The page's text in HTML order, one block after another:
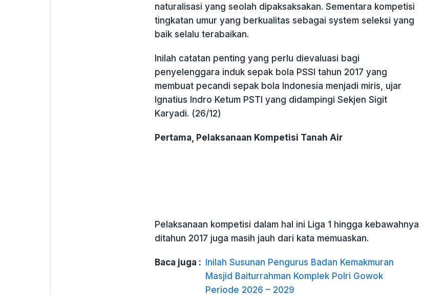
naturalisasi yang seolah dipaksaksakan. Sementara kompetisi
tingkatan umur yang berkualitas sebagai system seleksi yang
baik selalu terabaikan.
Inilah catatan penting yang perlu dievaluasi bagi
penyelenggara induk sepak bola PSSI tahun 2017 yang
membuat pecandi sepak bola Indonesia menjadi miris, ujar
Ignatius Indro Ketum PSTI yang didampingi Sekjen Sigit
Karyadi. (26/12)
Pertama, Pelaksanaan Kompetisi Tanah Air
Pelaksanaan kompetisi dalam hal ini Liga 1 hingga kebawahnya
ditahun 2017 juga masih jauh dari kata memuaskan.
Baca juga :
Inilah Susunan Pengurus Badan Kemakmuran
Masjid Baiturrahman Komplek Polri Gowok
Periode 2026 – 2029